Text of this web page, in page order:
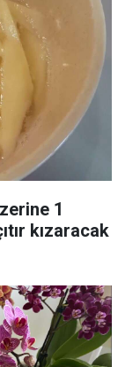
1
kızaracak